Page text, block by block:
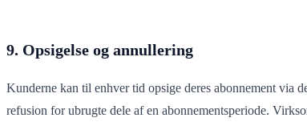
9. Opsigelse og annullering
Kunderne kan til enhver tid opsige deres abonnement via
refusion for ubrugte dele af en abonnementsperiode.